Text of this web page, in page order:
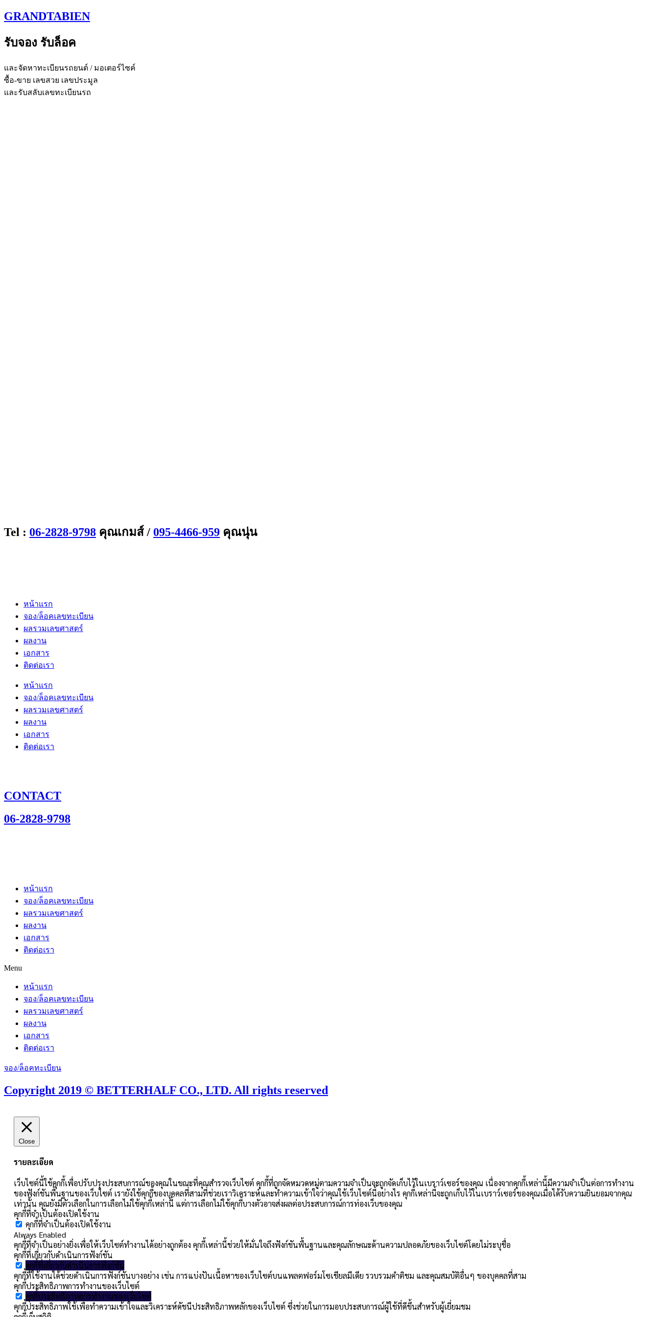
Skip
to
GRANDTABIEN
รับจอง รับล็อค
และจัดหาทะเบียนรถยนต์ / มอเตอร์ไซค์
ซื้อ-ขาย เลขสวย เลขประมูล
และรับสลับเลขทะเบียนรถ
Tel : 06-2828-9798 คุณเกมส์ / 095-4466-959 คุณนุ่น
หน้าแรก
จอง/ล็อคเลขทะเบียน
ผลรวมเลขศาสตร์
ผลงาน
เอกสาร
ติดต่อเรา
หน้าแรก
จอง/ล็อคเลขทะเบียน
ผลรวมเลขศาสตร์
ผลงาน
เอกสาร
ติดต่อเรา
CONTACT
06-2828-9798
หน้าแรก
จอง/ล็อคเลขทะเบียน
ผลรวมเลขศาสตร์
ผลงาน
เอกสาร
ติดต่อเรา
Menu
หน้าแรก
จอง/ล็อคเลขทะเบียน
ผลรวมเลขศาสตร์
ผลงาน
เอกสาร
ติดต่อเรา
จอง/ล็อคทะเบียน
Copyright 2019 © BETTERHALF CO., LTD. All rights reserved
Close
รายละเอียด
เว็บไซต์นี้ใช้คุกกี้เพื่อปรับปรุงประสบการณ์ของคุณในขณะที่คุณสำรวจเว็บไซต์ คุกกี้ที่ถูกจัดหมวดหมู่ตามความจำเป็นจะถูกจัดเก็บไว้ในเบราว์เซอร์ของคุณ เนื่องจากคุกกี้เหล่านี้มีความจำเป็นต่อการทำงาน
ของฟังก์ชันพื้นฐานของเว็บไซต์ เรายังใช้คุกกี้ของบุคคลที่สามที่ช่วยเราวิเคราะห์และทำความเข้าใจว่าคุณใช้เว็บไซต์นี้อย่างไร คุกกี้เหล่านี้จะถูกเก็บไว้ในเบราว์เซอร์ของคุณเมื่อได้รับความยินยอมจากคุณ
เท่านั้น คุณยังมีตัวเลือกในการเลือกไม่ใช้คุกกี้เหล่านี้ แต่การเลือกไม่ใช้คุกกี้บางตัวอาจส่งผลต่อประสบการณ์การท่องเว็บของคุณ
คุกกี้ที่จำเป็นต้องเปิดใช้งาน
คุกกี้ที่จำเป็นต้องเปิดใช้งาน
Always Enabled
คุกกี้ที่จำเป็นอย่างยิ่งเพื่อให้เว็บไซต์ทำงานได้อย่างถูกต้อง คุกกี้เหล่านี้ช่วยให้มั่นใจถึงฟังก์ชันพื้นฐานและคุณลักษณะด้านความปลอดภัยของเว็บไซต์โดยไม่ระบุชื่อ
คุกกี้ที่เกี่ยวกับดำเนินการฟังก์ชัน
คุกกี้ที่เกี่ยวกับดำเนินการฟังก์ชัน
คุกกี้ที่ใช้งานได้ช่วยดำเนินการฟังก์ชันบางอย่าง เช่น การแบ่งปันเนื้อหาของเว็บไซต์บนแพลตฟอร์มโซเชียลมีเดีย รวบรวมคำติชม และคุณสมบัติอื่นๆ ของบุคคลที่สาม
คุกกี้ประสิทธิภาพการทำงานของเว็บไซต์
คุกกี้ประสิทธิภาพการทำงานของเว็บไซต์
คุกกี้ประสิทธิภาพใช้เพื่อทำความเข้าใจและวิเคราะห์ดัชนีประสิทธิภาพหลักของเว็บไซต์ ซึ่งช่วยในการมอบประสบการณ์ผู้ใช้ที่ดีขึ้นสำหรับผู้เยี่ยมชม